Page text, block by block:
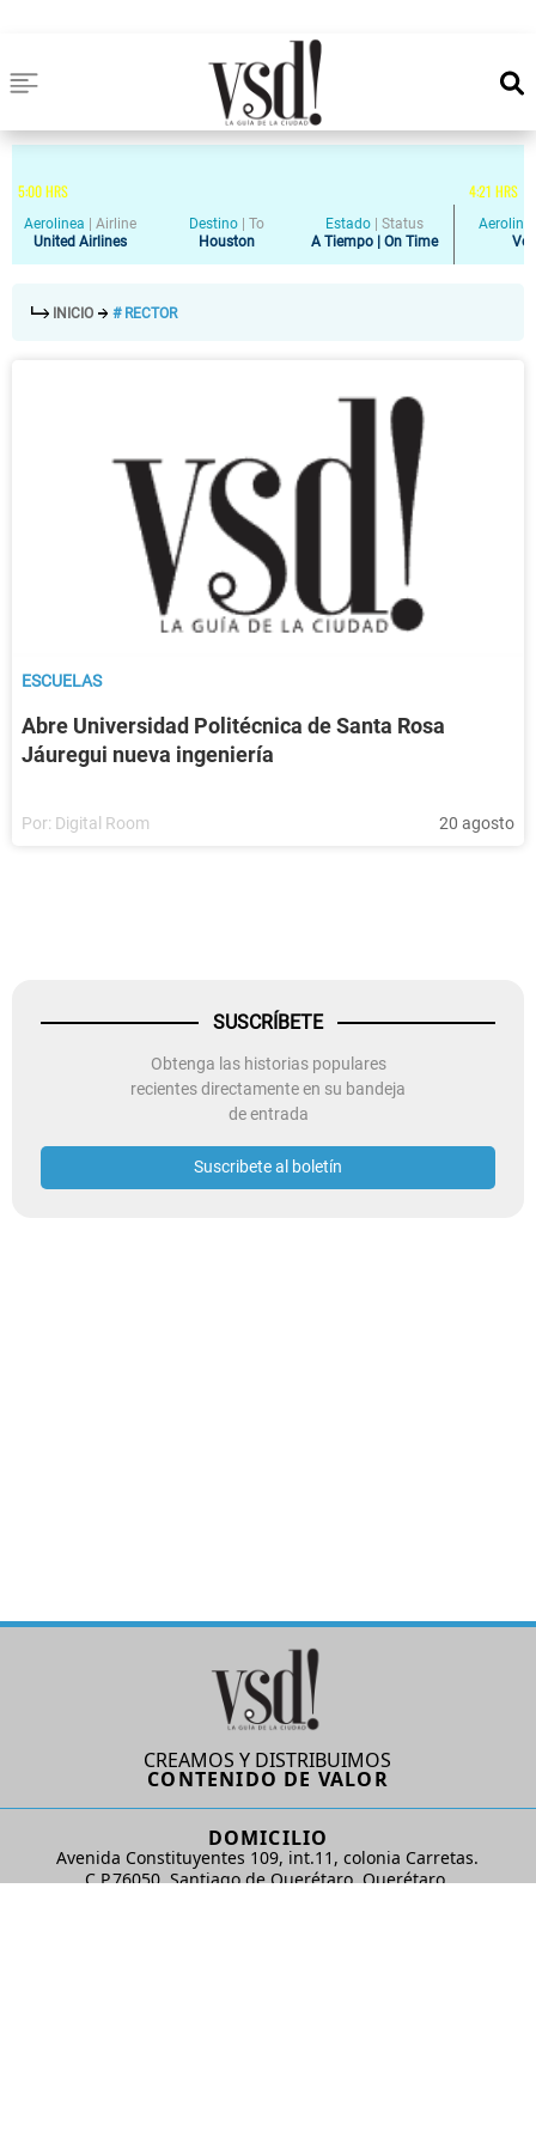
5:00HRS 4:21 HRS
Aerolinea
Airline
United Airlines
Destino
To
Houston
Estado
Status
A Tiempo | On Time
INICIO # RECTOR
ESCUELAS
Abre Universidad Politécnica de Santa Rosa
Jáuregui nueva ingeniería
Por: Digital Room 20 agosto
SUSCRÍBETE
Obtenga las historias populares
recientes directamente en su bandeja
de entrada
Suscribete al boletín
CREAMOS Y DISTRIBUIMOS
CONTENIDO DE VALOR
DOMICILIO
Avenida Constituyentes 109, int.11, colonia Carretas.
C.P.76050. Santiago de Querétaro, Querétaro.